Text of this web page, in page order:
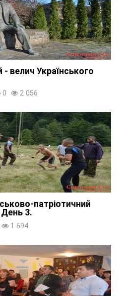
- велич Українського
0 2 056
патріотичний
День 3.
1 694